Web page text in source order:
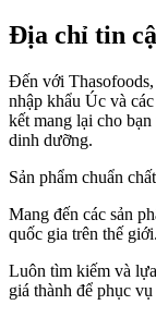
Địa chỉ tin
Đến với
nhập khẩu Úc và
kết mang lại cho
dinh dưỡng.
Sản phẩm chuẩn
Mang đến các sản
quốc gia trên thế giới.
Luôn tìm kiếm và
giá thành để phục